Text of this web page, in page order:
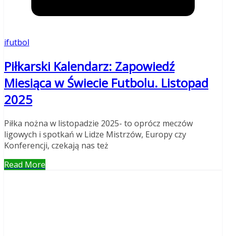
ifutbol
Piłkarski Kalendarz: Zapowiedź
Miesiąca w Świecie Futbolu. Listopad
2025
Piłka nożna w listopadzie 2025- to oprócz meczów
ligowych i spotkań w Lidze Mistrzów, Europy czy
Konferencji, czekają nas też
Read More